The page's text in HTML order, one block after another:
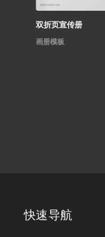
双折页宣传册
画册模板
快速导航